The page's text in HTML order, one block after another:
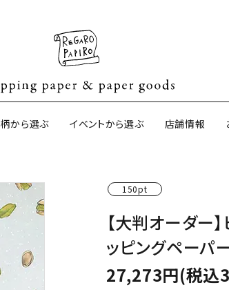
和紙の包装紙(CAGWA paper)
サイズオー
イギリスのモダン包装紙 イギリスの
日本のペーパーブランド ラッピング用
柄から選ぶ イベントから選ぶ 店舗情報
150pt
【大判オーダー
ッピングペーパ
27,273円(税込